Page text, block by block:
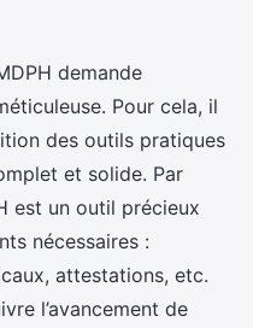
demande
Pour cela, il
des outils pratiques
et solide. Par
est un outil précieux
nécessaires :
attestations, etc.
l’avancement de